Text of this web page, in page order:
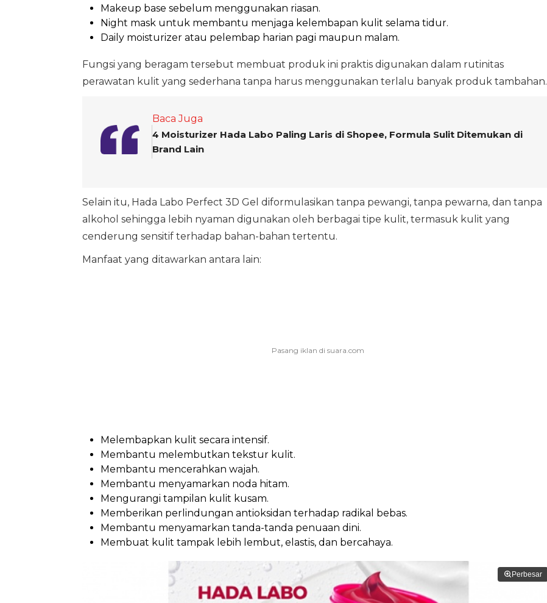
Makeup base sebelum menggunakan riasan.
Night mask untuk membantu menjaga kelembapan kulit selama tidur.
Daily moisturizer atau pelembap harian pagi maupun malam.
Fungsi yang beragam tersebut membuat produk ini praktis digunakan dalam rutinitas
perawatan kulit yang sederhana tanpa harus menggunakan terlalu banyak produk tambahan.
Baca Juga
4 Moisturizer Hada Labo Paling Laris di Shopee, Formula Sulit Ditemukan di
Brand Lain
Selain itu, Hada Labo Perfect 3D Gel diformulasikan tanpa pewangi, tanpa pewarna, dan tanpa
alkohol sehingga lebih nyaman digunakan oleh berbagai tipe kulit, termasuk kulit yang
cenderung sensitif terhadap bahan-bahan tertentu.
Manfaat yang ditawarkan antara lain:
Melembapkan kulit secara intensif.
Membantu melembutkan tekstur kulit.
Membantu mencerahkan wajah.
Membantu menyamarkan noda hitam.
Mengurangi tampilan kulit kusam.
Memberikan perlindungan antioksidan terhadap radikal bebas.
Membantu menyamarkan tanda-tanda penuaan dini.
Membuat kulit tampak lebih lembut, elastis, dan bercahaya.
Perbesar